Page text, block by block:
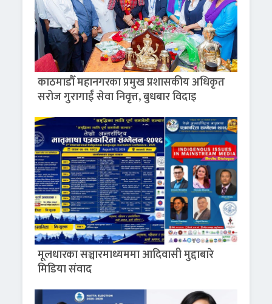
काठमाडौँ महानगरका प्रमुख प्रशासकीय अधिकृत
सरोज गुरागाईँ सेवा निवृत्त, बुधबार विदाइ
मूलधारका सञ्चारमाध्यममा आदिवासी मुद्दाबारे
मिडिया संवाद